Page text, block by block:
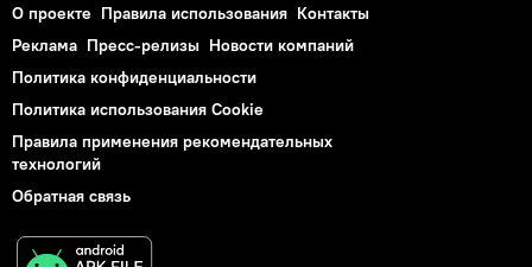
О проекте Правила использования Контакты
Реклама Пресс-релизы Новости компаний
Политика конфиденциальности
Политика использования Cookie
Правила применения рекомендательных
технологий
Обратная связь